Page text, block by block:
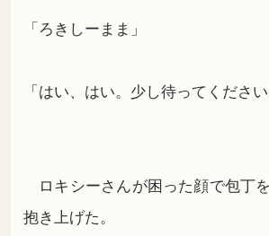
「ろきしーまま」
「はい、はい。少し待ってください
ロキシーさんが困った顔で包丁
抱き上げた。